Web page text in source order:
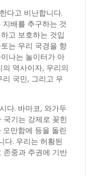
다고 비난합니다.
배를 추구하는 것
고 보호하는 것입
는 우리 국경을 향
나는 놀이터가 아
역사이자, 우리의
국민, 그리고 우
다. 바마코, 와가두
국기는 강제로 꽂힌
만함에 등을 돌린
다. 우리는 허황된
존중과 주권에 기반